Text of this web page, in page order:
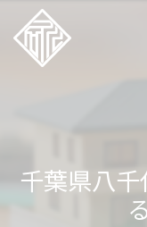
千葉県八